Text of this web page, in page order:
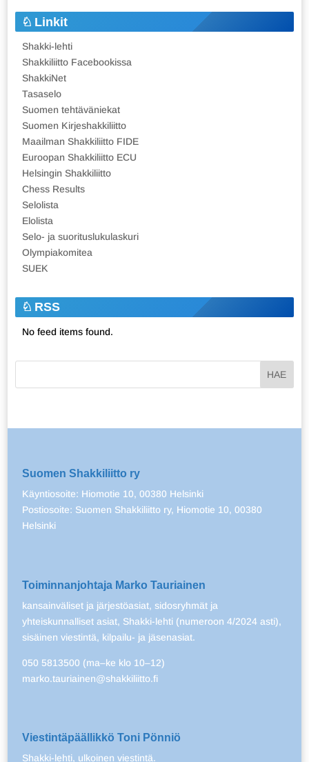
Linkit
Shakki-lehti
Shakkiliitto Facebookissa
ShakkiNet
Tasaselo
Suomen tehtäväniekat
Suomen Kirjeshakkiliitto
Maailman Shakkiliitto FIDE
Euroopan Shakkiliitto ECU
Helsingin Shakkiliitto
Chess Results
Selolista
Elolista
Selo- ja suorituslukulaskuri
Olympiakomitea
SUEK
RSS
No feed items found.
Suomen Shakkiliitto ry
Käyntiosoite: Hiomotie 10, 00380 Helsinki
Postiosoite: Suomen Shakkiliitto ry, Hiomotie 10, 00380
Helsinki
Toiminnanjohtaja Marko Tauriainen
kansainväliset ja järjestöasiat, sidosryhmät ja
yhteiskunnalliset asiat, Shakki-lehti (numeroon 4/2024 asti),
sisäinen viestintä, kilpailu- ja jäsenasiat.
050 5813500 (ma–ke klo 10–12)
marko.tauriainen@shakkiliitto.fi
Viestintäpäällikkö Toni Pönniö
Shakki-lehti, ulkoinen viestintä.